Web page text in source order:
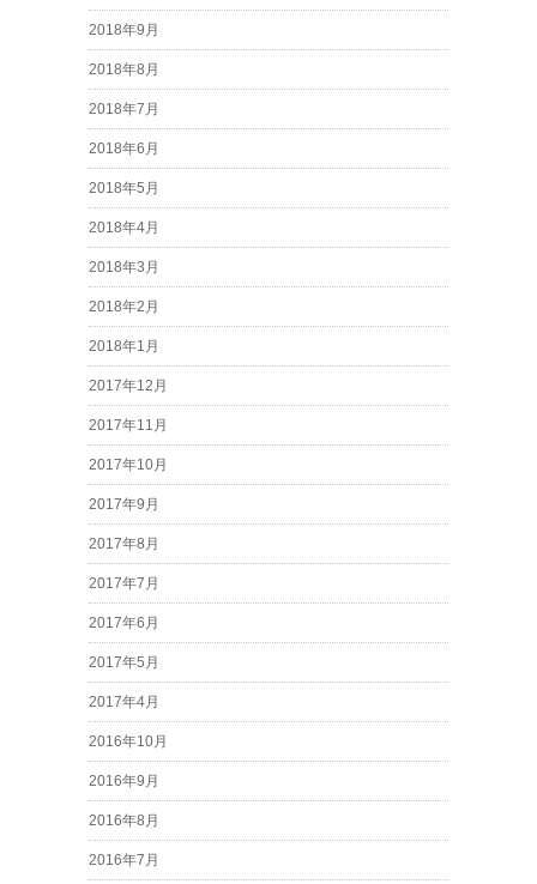
2018年9月
2018年8月
2018年7月
2018年6月
2018年5月
2018年4月
2018年3月
2018年2月
2018年1月
2017年12月
2017年11月
2017年10月
2017年9月
2017年8月
2017年7月
2017年6月
2017年5月
2017年4月
2016年10月
2016年9月
2016年8月
2016年7月